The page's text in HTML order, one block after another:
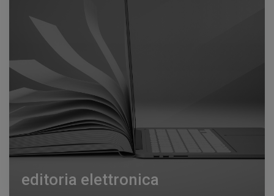
editoria elettronica